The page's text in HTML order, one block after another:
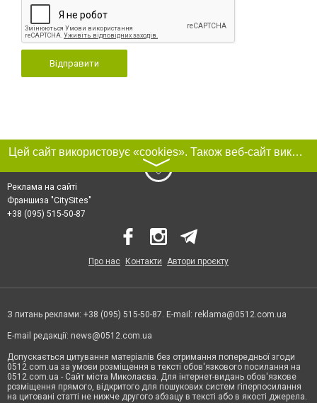
Відправити
Цей сайт використовує «cookies». Також веб-сайт використовує інтернет-сервіс для збору технічних даних стосовно відвідувачів з метою отримання маркетингової та статистичної інформації. Умови обробки даних відвідувачів сайту див.
〉
Реклама на сайті
Франшиза "CitySites"
+38 (095) 515-50-87
Про нас Контакти Автори проєкту
З питань реклами: +38 (095) 515-50-87. E-mail: reklama@0512.com.ua
E-mail редакції: news@0512.com.ua
Допускається цитування матеріалів без отримання попередньої згоди
0512.com.ua за умови розміщення в тексті обов'язкового посилання на
0512.com.ua - Сайт міста Миколаєва. Для інтернет-видань обов'язкове
розміщення прямого, відкритого для пошукових систем гіперпосилання
на цитовані статті не нижче другого абзацу в тексті або в якості джерела.